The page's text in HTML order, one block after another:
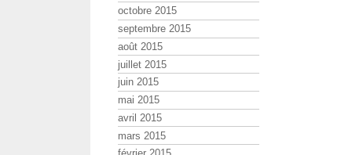
octobre 2015
septembre 2015
août 2015
juillet 2015
juin 2015
mai 2015
avril 2015
mars 2015